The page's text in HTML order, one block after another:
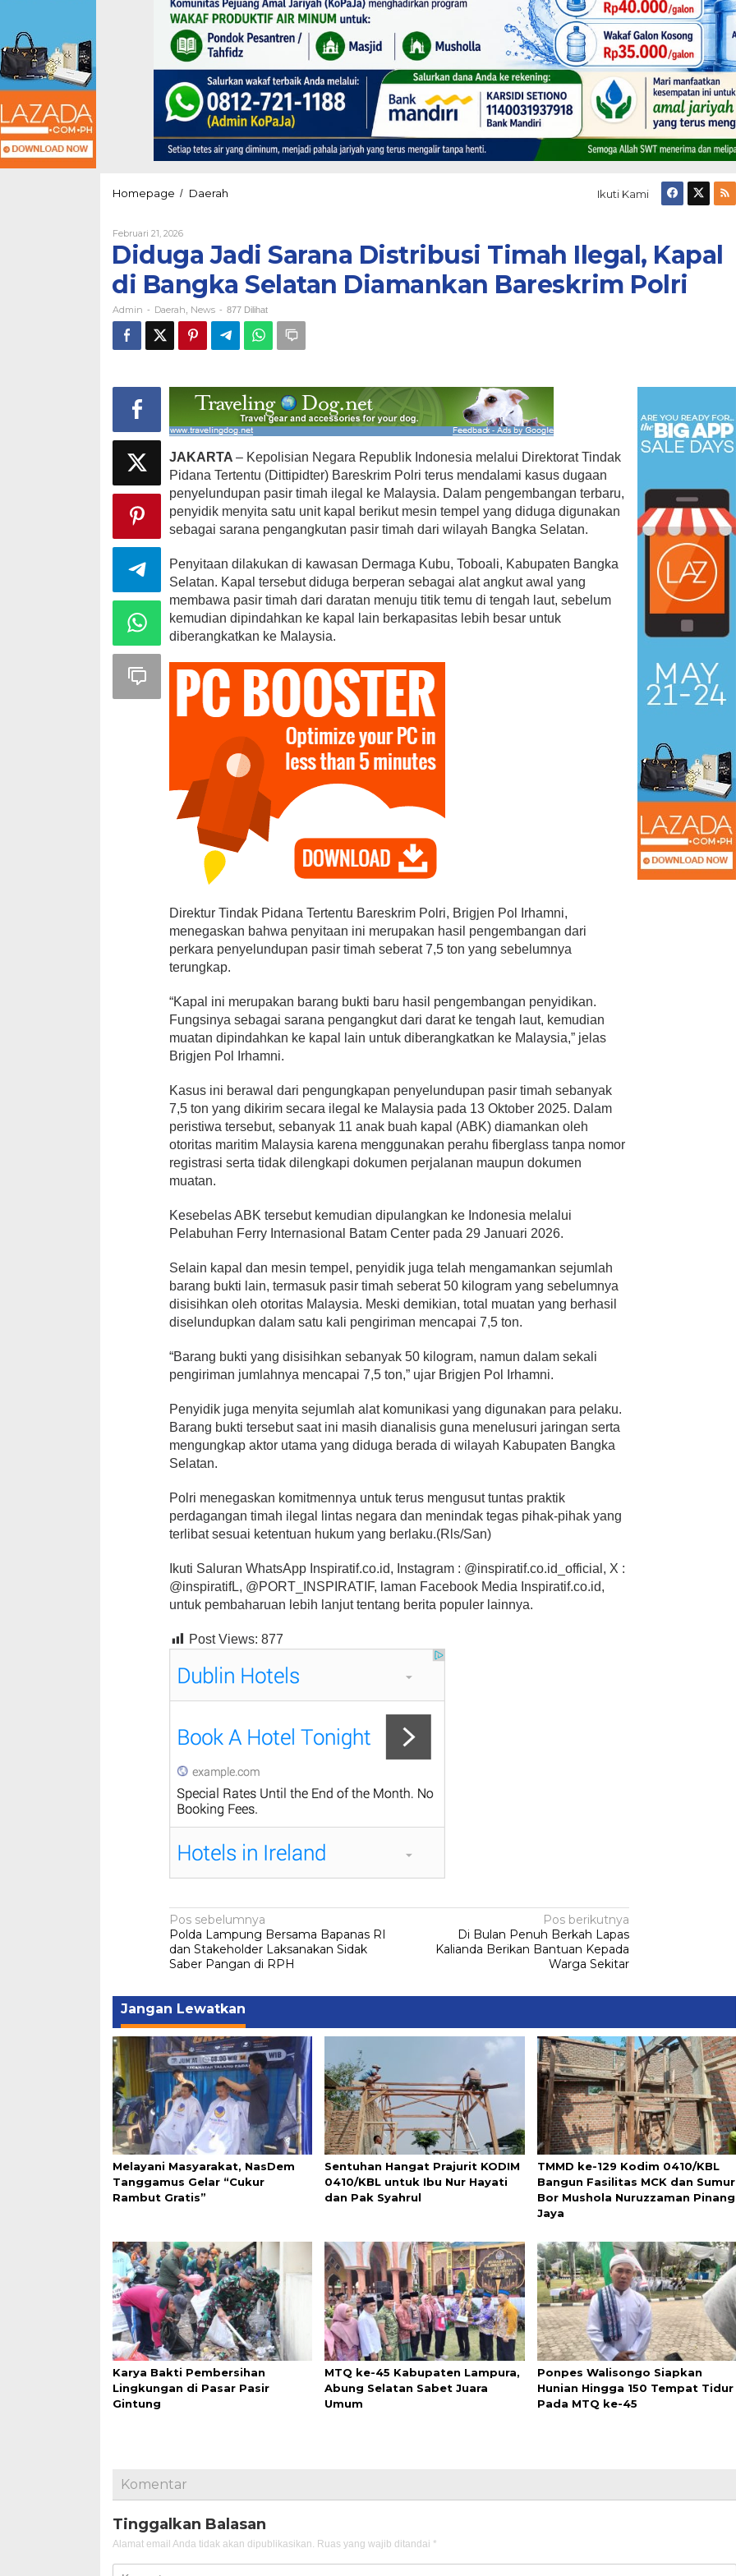
Homepage / Daerah
Timah
Ilegal,
Kapal
di
Bangka
Selatan
Diamankan
Ikuti Kami
Februari 21, 2026Oleh
Admin
Diduga Jadi Sarana Distribusi Timah Ilegal, Kapal
di Bangka Selatan Diamankan Bareskrim Polri
Admin - Daerah News - 877 Dilihat
JAKARTA– Kepolisian Negara Republik Indonesia melalui Direktorat Tindak
Pidana Tertentu (Dittipidter) Bareskrim Polri terus mendalami kasus dugaan
penyelundupan pasir timah ilegal ke Malaysia. Dalam pengembangan terbaru,
penyidik menyita satu unit kapal berikut mesin tempel yang diduga digunakan
sebagai sarana pengangkutan pasir timah dari wilayah Bangka Selatan.
Penyitaan dilakukan di kawasan Dermaga Kubu, Toboali, Kabupaten Bangka
Selatan. Kapal tersebut diduga berperan sebagai alat angkut awal yang
membawa pasir timah dari daratan menuju titik temu di tengah laut, sebelum
kemudian dipindahkan ke kapal lain berkapasitas lebih besar untuk
diberangkatkan ke Malaysia.
Direktur Tindak Pidana Tertentu Bareskrim Polri, Brigjen Pol Irhamni,
menegaskan bahwa penyitaan ini merupakan hasil pengembangan dari
perkara penyelundupan pasir timah seberat 7,5 ton yang sebelumnya
terungkap.
“Kapal ini merupakan barang bukti baru hasil pengembangan penyidikan.
Fungsinya sebagai sarana pengangkut dari darat ke tengah laut, kemudian
muatan dipindahkan ke kapal lain untuk diberangkatkan ke Malaysia,” jelas
Brigjen Pol Irhamni.
Kasus ini berawal dari pengungkapan penyelundupan pasir timah sebanyak
7,5 ton yang dikirim secara ilegal ke Malaysia pada 13 Oktober 2025. Dalam
peristiwa tersebut, sebanyak 11 anak buah kapal (ABK) diamankan oleh
otoritas maritim Malaysia karena menggunakan perahu fiberglass tanpa nomor
registrasi serta tidak dilengkapi dokumen perjalanan maupun dokumen
muatan.
Kesebelas ABK tersebut kemudian dipulangkan ke Indonesia melalui
Pelabuhan Ferry Internasional Batam Center pada 29 Januari 2026.
Selain kapal dan mesin tempel, penyidik juga telah mengamankan sejumlah
barang bukti lain, termasuk pasir timah seberat 50 kilogram yang sebelumnya
disisihkan oleh otoritas Malaysia. Meski demikian, total muatan yang berhasil
diselundupkan dalam satu kali pengiriman mencapai 7,5 ton.
“Barang bukti yang disisihkan sebanyak 50 kilogram, namun dalam sekali
pengiriman jumlahnya mencapai 7,5 ton,” ujar Brigjen Pol Irhamni.
Penyidik juga menyita sejumlah alat komunikasi yang digunakan para pelaku.
Barang bukti tersebut saat ini masih dianalisis guna menelusuri jaringan serta
mengungkap aktor utama yang diduga berada di wilayah Kabupaten Bangka
Selatan.
Polri menegaskan komitmennya untuk terus mengusut tuntas praktik
perdagangan timah ilegal lintas negara dan menindak tegas pihak-pihak yang
terlibat sesuai ketentuan hukum yang berlaku.(Rls/San)
Ikuti Saluran WhatsApp Inspiratif.co.id, Instagram : @inspiratif.co.id_official, X :
@inspiratifL, @PORT_INSPIRATIF, laman Facebook Media Inspiratif.co.id,
untuk pembaharuan lebih lanjut tentang berita populer lainnya.
Post Views: 877
Navigasi
pos
Pos sebelumnya
Polda Lampung Bersama Bapanas RI
dan Stakeholder Laksanakan Sidak
Saber Pangan di RPH
Pos berikutnya
Di Bulan Penuh Berkah Lapas
Kalianda Berikan Bantuan Kepada
Warga Sekitar
Jangan Lewatkan
Melayani Masyarakat, NasDem
Tanggamus Gelar “Cukur
Rambut Gratis”
Sentuhan Hangat Prajurit KODIM
0410/KBL untuk Ibu Nur Hayati
dan Pak Syahrul
TMMD ke-129 Kodim 0410/KBL
Bangun Fasilitas MCK dan Sumur
Bor Mushola Nuruzzaman Pinang
Jaya
Karya Bakti Pembersihan
Lingkungan di Pasar Pasir
Gintung
MTQ ke-45 Kabupaten Lampura,
Abung Selatan Sabet Juara
Umum
Ponpes Walisongo Siapkan
Hunian Hingga 150 Tempat Tidur
Pada MTQ ke-45
Komentar
Tinggalkan Balasan
Alamat email Anda tidak akan dipublikasikan. Ruas yang wajib ditandai *
15 PK Golkar Tanggamus Resmi
Surati DPP, Tolak
Pemberhentian oleh Plt.
Di Daerah, Lampung, Politik | Juni 10, 2026
Ketua Fraksi PAN DPR RI Putri
Zulhas Siap Dukung Penuh PWI
Lampung Sebagai Tuan …
Di Berita, Politik